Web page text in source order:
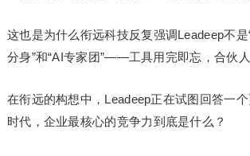
这也是为什么衔远科技反复强调Leadeep不是
分身”和“AI专家团”——工具用完即忘，合伙人
在衔远的构想中，Leadeep正在试图回答一
时代，企业最核心的竞争力到底是什么？